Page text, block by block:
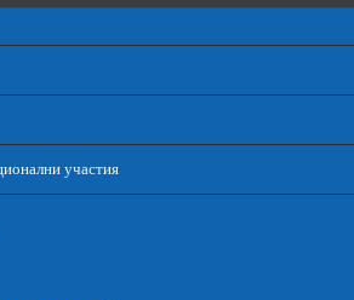
участия